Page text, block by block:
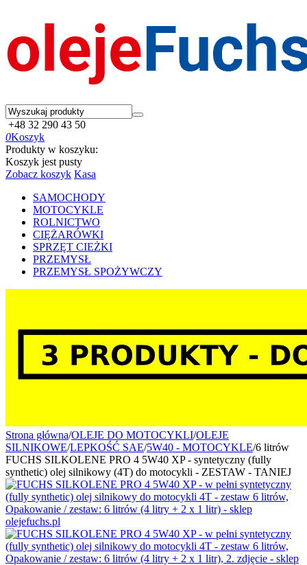
+48 32 290 43 50
0Koszyk
Produkty w koszyku:
Koszyk jest pusty
Zobacz koszyk Kasa
SAMOCHODY
MOTOCYKLE
ROLNICTWO
CIĘŻARÓWKI
SPRZĘT CIEŻKI
PRZEMYSŁ
PRZEMYSŁ SPOŻYWCZY
Strona główna/OLEJE DO MOTOCYKLI/OLEJE
SILNIKOWE/LEPKOŚĆ SAE/5W40 - MOTOCYKLE/6 litrów
FUCHS SILKOLENE PRO 4 5W40 XP - syntetyczny (fully
synthetic) olej silnikowy (4T) do motocykli - ZESTAW - TANIEJ